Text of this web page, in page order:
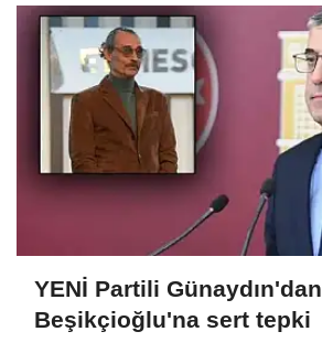
YENİ Partili Günaydın'dan
Beşikçioğlu'na sert tepki